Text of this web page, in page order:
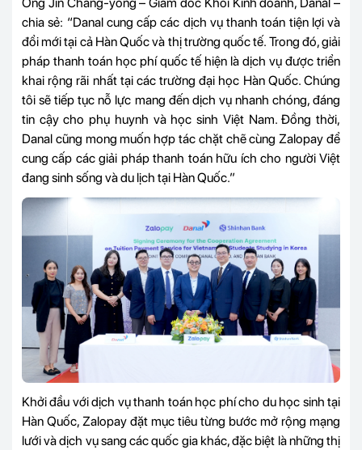
chia sẻ: “Danal cung cấp các dịch vụ thanh toán tiện lợi và
đổi mới tại cả Hàn Quốc và thị trường quốc tế. Trong đó, giải
pháp thanh toán học phí quốc tế hiện là dịch vụ được triển
khai rộng rãi nhất tại các trường đại học Hàn Quốc. Chúng
tôi sẽ tiếp tục nỗ lực mang đến dịch vụ nhanh chóng, đáng
tin cậy cho phụ huynh và học sinh Việt Nam. Đồng thời,
Danal cũng mong muốn hợp tác chặt chẽ cùng Zalopay để
cung cấp các giải pháp thanh toán hữu ích cho người Việt
đang sinh sống và du lịch tại Hàn Quốc.”
Khởi đầu với dịch vụ thanh toán học phí cho du học sinh tại
Hàn Quốc, Zalopay đặt mục tiêu từng bước mở rộng mạng
lưới và dịch vụ sang các quốc gia khác, đặc biệt là những thị